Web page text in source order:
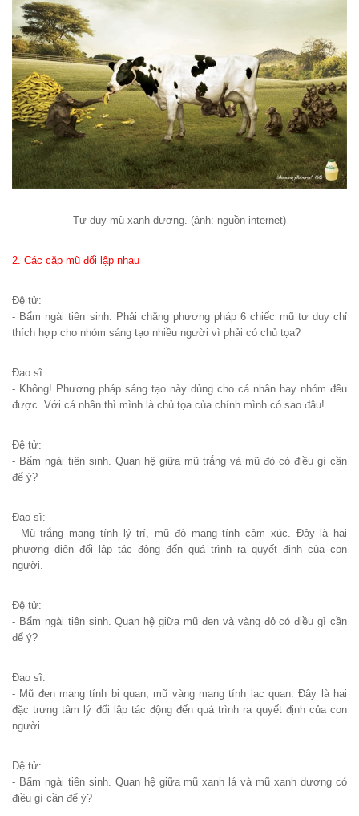
Tư duy mũ xanh dương. (ảnh: nguồn internet)
2. Các cặp mũ đối lập nhau
Đệ tử:
- Bẩm ngài tiên sinh. Phải chăng phương pháp 6 chiếc mũ tư duy chỉ
thích hợp cho nhóm sáng tạo nhiều người vì phải có chủ tọa?
Đạo sĩ:
- Không! Phương pháp sáng tạo này dùng cho cá nhân hay nhóm đều
được. Với cá nhân thì mình là chủ tọa của chính mình có sao đâu!
Đệ tử:
- Bẩm ngài tiên sinh. Quan hệ giữa mũ trắng và mũ đỏ có điều gì cần
để ý?
Đạo sĩ:
- Mũ trắng mang tính lý trí, mũ đỏ mang tính cảm xúc. Đây là hai
phương diện đối lập tác động đến quá trình ra quyết định của con
người.
Đệ tử:
- Bẩm ngài tiên sinh. Quan hệ giữa mũ đen và vàng đỏ có điều gì cần
để ý?
Đạo sĩ:
- Mũ đen mang tính bi quan, mũ vàng mang tính lạc quan. Đây là hai
đặc trưng tâm lý đối lập tác động đến quá trình ra quyết định của con
người.
Đệ tử:
- Bẩm ngài tiên sinh. Quan hệ giữa mũ xanh lá và mũ xanh dương có
điều gì cần để ý?